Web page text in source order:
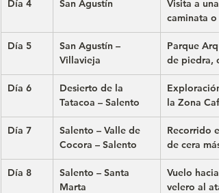
Día 4 San Agustín
Visita a
caminata o
Día 5
San Agustín –
Villavieja
Parque
de piedra,
Día 6
Desierto de la
Tatacoa – Salento
la Zona
Día 7
Salento – Valle de
Cocora – Salento
Recorrido
de cera
Día 8
Salento – Santa
Marta
Vuelo
velero al